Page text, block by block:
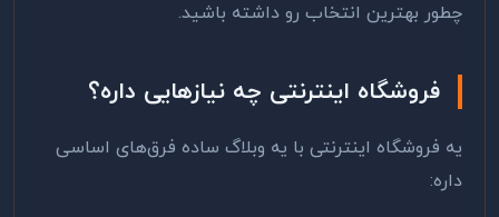
چطور بهترین انتخاب رو داشته باشید.
فروشگاه اینترنتی چه نیازهایی داره؟
یه فروشگاه اینترنتی با یه وبلاگ ساده فرق‌های اساسی
داره: